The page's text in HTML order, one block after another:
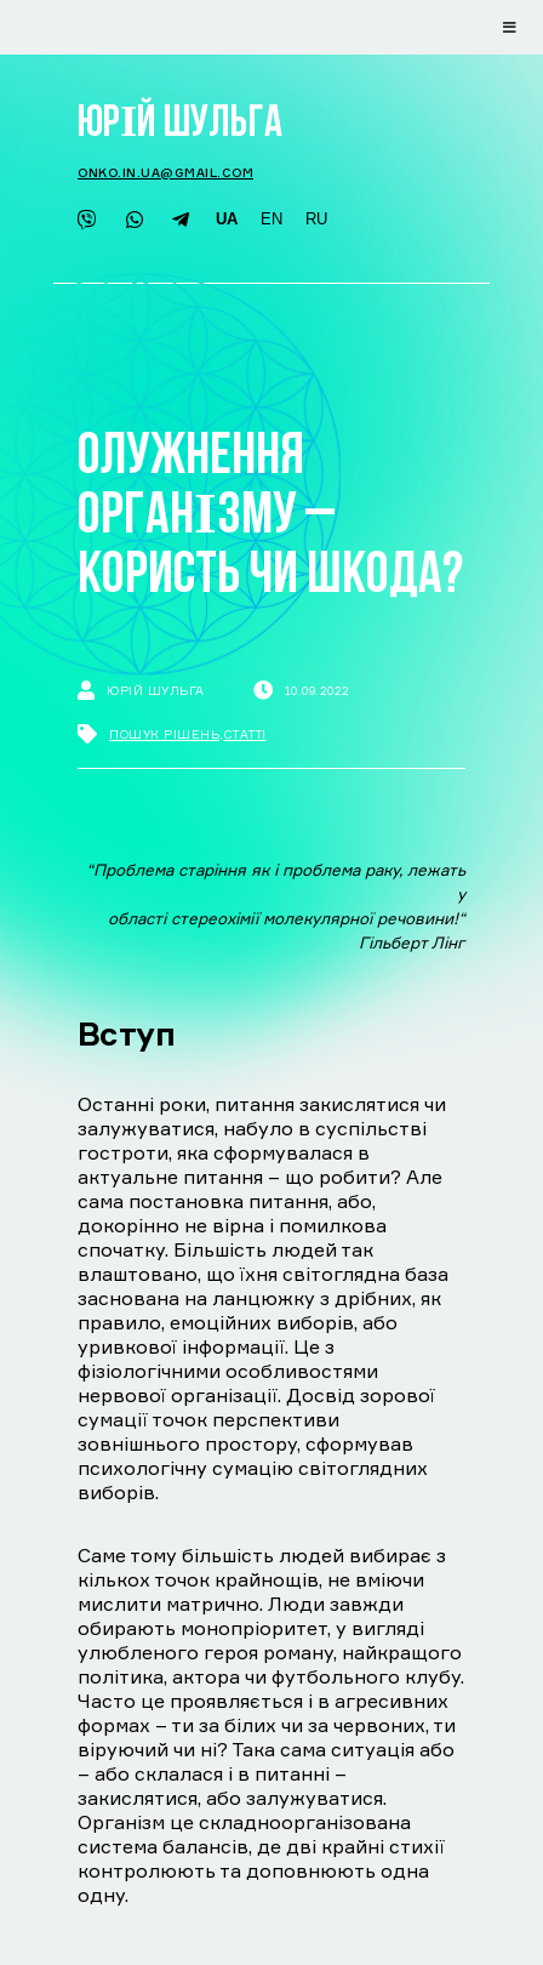
ЮРІЙ ШУЛЬГА
ONKO.IN.UA@GMAIL.COM
UA EN RU
ОЛУЖНЕННЯ
ОРГАНІЗМУ –
КОРИСТЬ ЧИ ШКОДА?
ЮРІЙ ШУЛЬГА 10.09.2022
ПОШУК РІШЕНЬ СТАТТІ
“Проблема старіння як і проблема раку, лежать
у
області стереохімії молекулярної речовини!“
Гільберт Лінг
Вступ
Останні роки, питання закислятися чи
залужуватися, набуло в суспільстві
гостроти, яка сформувалася в
актуальне питання – що робити? Але
сама постановка питання, або,
докорінно не вірна і помилкова
спочатку. Більшість людей так
влаштовано, що їхня світоглядна база
заснована на ланцюжку з дрібних, як
правило, емоційних виборів, або
уривкової інформації. Це з
фізіологічними особливостями
нервової організації. Досвід зорової
сумації точок перспективи
зовнішнього простору, сформував
психологічну сумацію світоглядних
виборів.
Саме тому більшість людей вибирає з
кількох точок крайнощів, не вміючи
мислити матрично. Люди завжди
обирають монопріоритет, у вигляді
улюбленого героя роману, найкращого
політика, актора чи футбольного клубу.
Часто це проявляється і в агресивних
формах – ти за білих чи за червоних, ти
віруючий чи ні? Така сама ситуація або
– або склалася і в питанні –
закислятися, або залужуватися.
Організм це складноорганізована
система балансів, де дві крайні стихії
контролюють та доповнюють одна
одну.